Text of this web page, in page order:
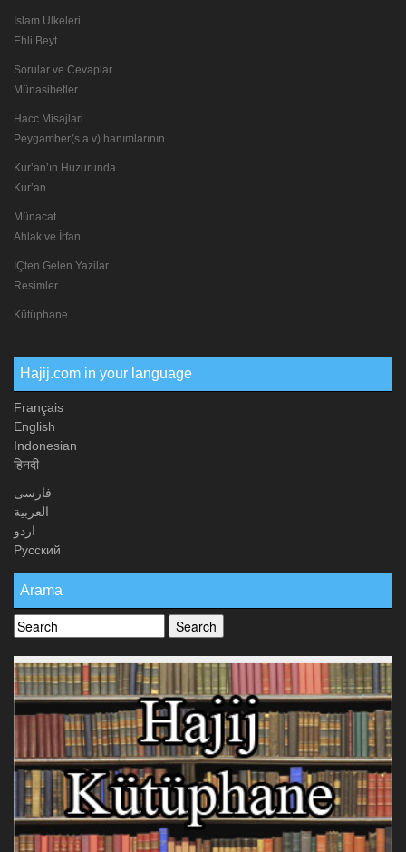
İslam Ülkeleri
Ehli Beyt
Sorular ve Cevaplar
Münasibetler
Hacc Misajlari
Peygamber(s.a.v) hanımlarının
Kur’an’ın Huzurunda
Kur’an
Münacat
Ahlak ve İrfan
İÇten Gelen Yazilar
Resimler
Kütüphane
Hajij.com in your language
Français
English
Indonesian
हिनदी
فارسی
العربیة
اردو
Русский
Arama